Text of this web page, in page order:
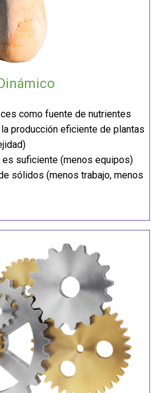
como fuente de nutrientes
producción eficiente de plantas
es suficiente (menos equipos)
sólidos (menos trabajo, menos